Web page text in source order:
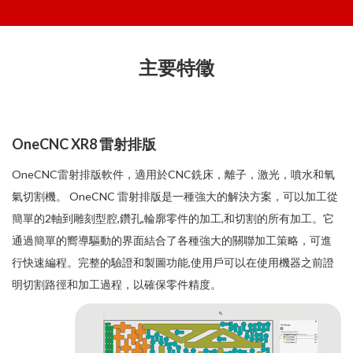
主要特徵
OneCNC XR8 雷射排版
OneCNC雷射排版軟件，適用於CNC銑床，離子，激光，噴水和氧
氣切割機。 OneCNC 雷射排版是一種強大的解決方案，可以加工從
簡單的2軸到雕刻型腔,鑽孔,輪廓零件的加工,和切割的所有加工。它
通過簡單的嚮導驅動的界面結合了各種強大的關聯加工策略，可進
行快速編程。完整的驗證和製圖功能,使用戶可以在使用機器之前證
明切割路徑和加工過程，以確保零件精度。